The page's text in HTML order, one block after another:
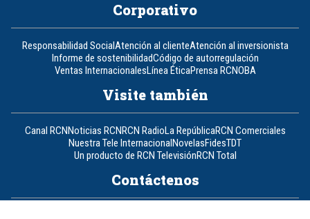
Corporativo
Responsabilidad SocialAtención al clienteAtención al inversionista
Informe de sostenibilidadCódigo de autorregulación
Ventas InternacionalesLínea ÉticaPrensa RCNOBA
Visite también
Canal RCNNoticias RCNRCN RadioLa RepúblicaRCN Comerciales
Nuestra Tele InternacionalNovelasFidesTDT
Un producto de RCN TelevisiónRCN Total
Contáctenos